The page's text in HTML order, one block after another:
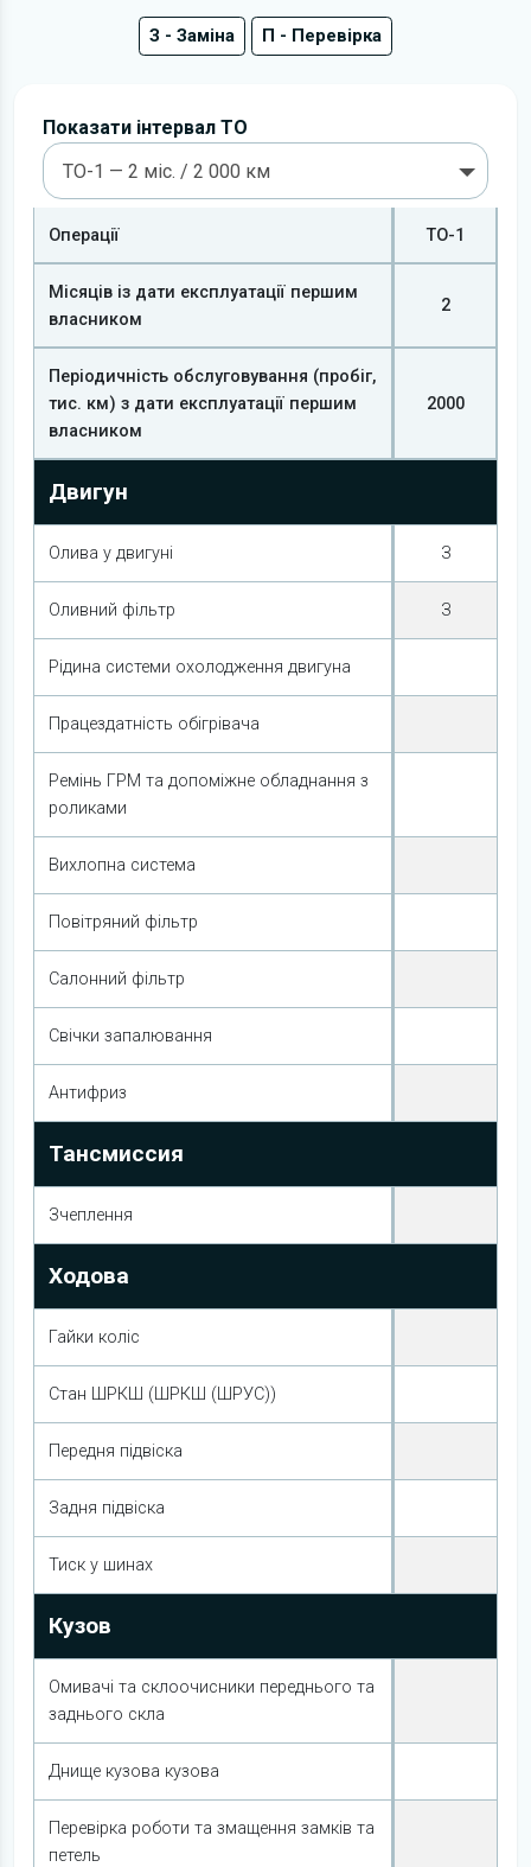
З - Заміна П - Перевірка
Показати інтервал ТО
ТО-1 — 2 міс. / 2 000 км
Операції ТО-1
Місяців із дати експлуатації першим
власником
2
Періодичність обслуговування (пробіг,
тис. км) з дати експлуатації першим
власником
2000
Двигун
Олива у двигуні З
Оливний фільтр З
Рідина системи охолодження двигуна
Працездатність обігрівача
Ремінь ГРМ та допоміжне обладнання з
роликами
Вихлопна система
Повітряний фільтр
Салонний фільтр
Свічки запалювання
Антифриз
Тансмиссия
Зчеплення
Ходова
Гайки коліс
Стан ШРКШ (ШРКШ (ШРУС))
Передня підвіска
Задня підвіска
Тиск у шинах
Кузов
Омивачі та склоочисники переднього та
заднього скла
Днище кузова кузова
Перевірка роботи та змащення замків та
петель